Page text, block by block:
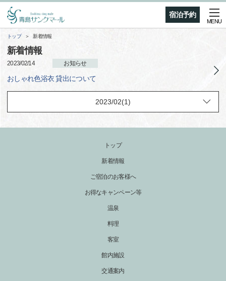
宿泊予約
MENU
トップ 新着情報
新着情報
2023/02/14 お知らせ
おしゃれ色浴衣 貸出について
トップ
新着情報
ご宿泊のお客様へ
お得なキャンペーン等
温泉
料理
客室
館内施設
交通案内